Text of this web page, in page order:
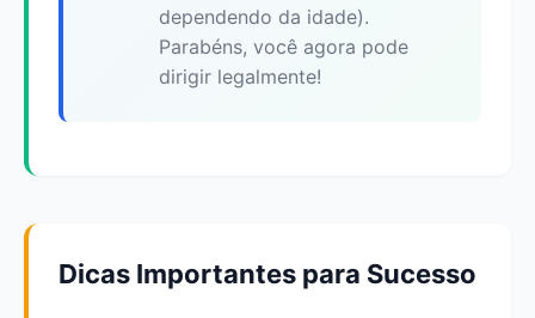
dependendo da idade).
Parabéns, você agora pode
dirigir legalmente!
Dicas Importantes para Sucesso